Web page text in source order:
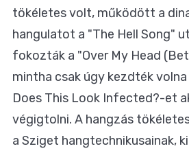
tökéletes volt, működött a
hangulatot a "The Hell Song"
fokozták a "Over My Head
mintha csak úgy kezdték
Does This Look Infected?-et
végigtolni. A hangzás
a Sziget hangtechnikusainak,